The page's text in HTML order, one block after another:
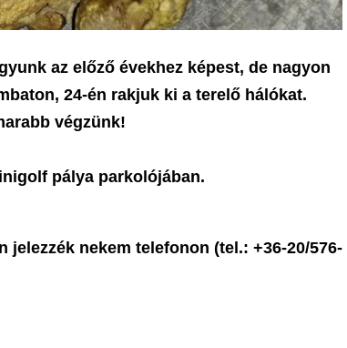
az előző évekhez képest, de nagyon
24-én rakjuk ki a terelő hálókat.
végzünk!
pálya parkolójában.
jelezzék nekem telefonon (tel.: +36-20/576-